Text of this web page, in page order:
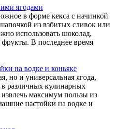
ягодами
в форме кекса с начинкой
из взбитых сливок или
использовать шоколад,
В последнее время
на водке и коньяке
но и универсальная ягода,
различных кулинарных
максимум пользы из
настойки на водке и